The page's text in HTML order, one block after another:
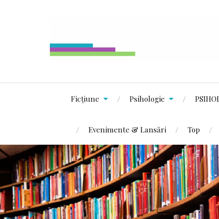
Ficțiune Psihologie
Evenimente & Lansări Top